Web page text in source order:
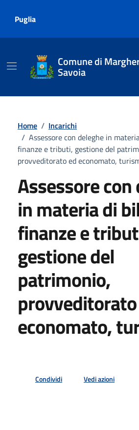
Puglia
Comune di
Savoia
Home / Incarichi
/ Assessore con deleghe in
finanze e tributi, gestione del
provveditorato ed economato,
Assessore
in materia di
finanze e
gestione del
patrimonio,
economato,
Condividi Vedi azioni